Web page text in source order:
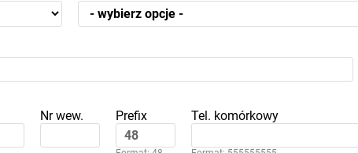
Nr wew. Prefix Tel. komórkowy